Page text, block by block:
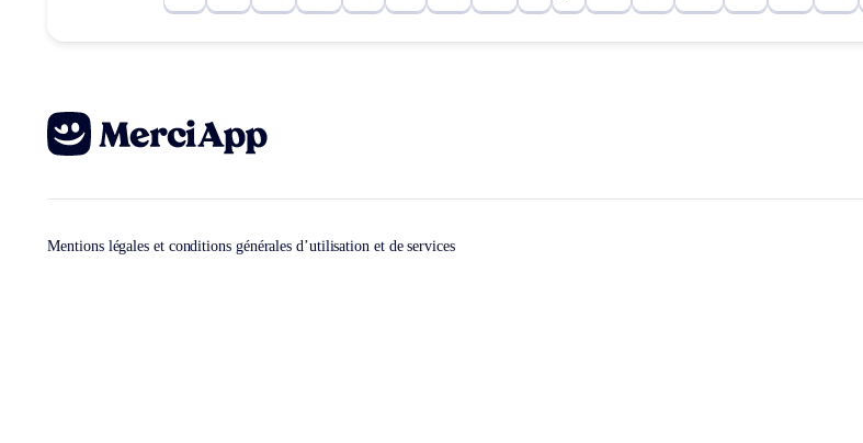
Mentions légales et conditions générales d’utilisation et de services